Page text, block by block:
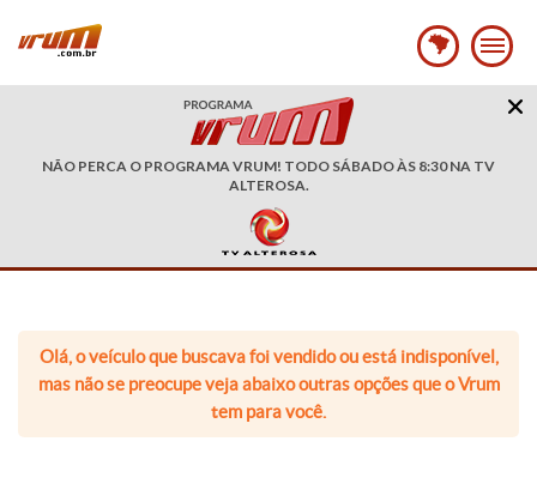
NÃO PERCA O PROGRAMA VRUM! TODO SÁBADO ÀS 8:30 NA TV
ALTEROSA.
Olá, o veículo que buscava foi vendido ou está indisponível,
mas não se preocupe veja abaixo outras opções que o Vrum
tem para você.